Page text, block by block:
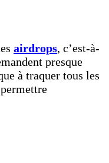
airdrops, c’est-à-
presque
à traquer tous les